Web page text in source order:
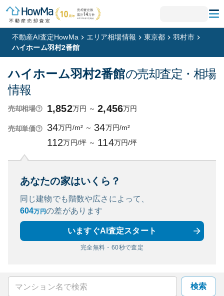
不動産AI査定HowMa エリア相場情報 東京都
羽村市
ハイホーム羽村2番館
ハイホーム羽村2番館の売却査定・相場
情報
売却相場 1,852万円 ～ 2,456万円
売却単価 34万円/m² ～ 34万円/m²
112万円/坪 ～ 114万円/坪
あなたの家はいくら？
同じ建物でも階数や広さによって、
604万円の差があります
いますぐAI査定スタート
完全無料・60秒で査定
検索